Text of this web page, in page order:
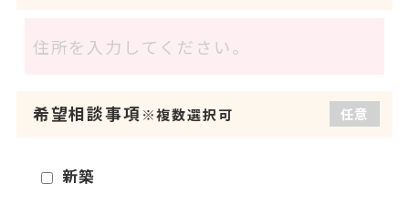
希望相談事項※複数選択可 任意
新築